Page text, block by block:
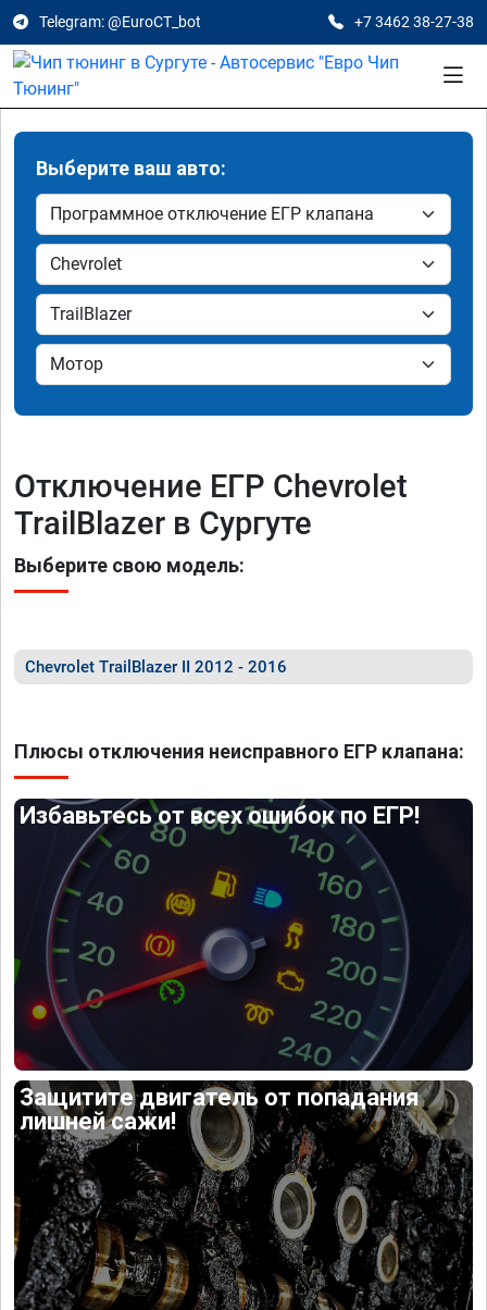
Telegram: @EuroCT_bot +7 3462 38-27-38
Выберите ваш авто:
Отключение ЕГР Chevrolet
TrailBlazer в Сургуте
Выберите свою модель:
Chevrolet TrailBlazer II 2012 - 2016
Плюсы отключения неисправного ЕГР клапана:
Избавьтесь от всех ошибок по ЕГР!
Защитите двигатель от попадания
лишней сажи!